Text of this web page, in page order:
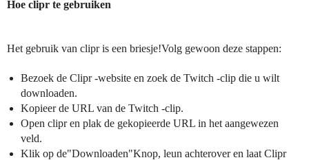
Hoe clipr te gebruiken
Het gebruik van clipr is een briesje!Volg gewoon deze stappen:
Bezoek de Clipr -website en zoek de Twitch -clip die u wilt
downloaden.
Kopieer de URL van de Twitch -clip.
Open clipr en plak de gekopieerde URL in het aangewezen
veld.
Klik op de"Downloaden"Knop, leun achterover en laat Clipr